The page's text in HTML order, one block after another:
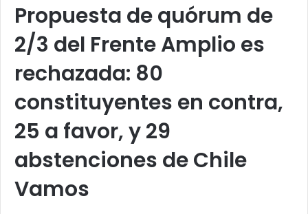
Propuesta de quórum de
2/3 del Frente Amplio es
rechazada: 80
constituyentes en contra,
25 a favor, y 29
abstenciones de Chile
Vamos